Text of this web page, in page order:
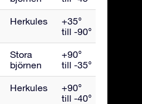
Herkules
+35°
till -90°
Stora
björnen
+90°
till -35°
Herkules
+90°
till -40°